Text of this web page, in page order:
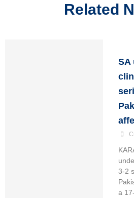
Related
SA
3-2
a